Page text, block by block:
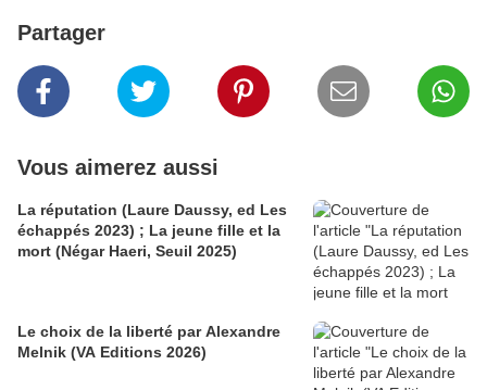
Partager
Vous aimerez aussi
La réputation (Laure Daussy, ed Les
échappés 2023) ; La jeune fille et la
mort (Négar Haeri, Seuil 2025)
Le choix de la liberté par Alexandre
Melnik (VA Editions 2026)